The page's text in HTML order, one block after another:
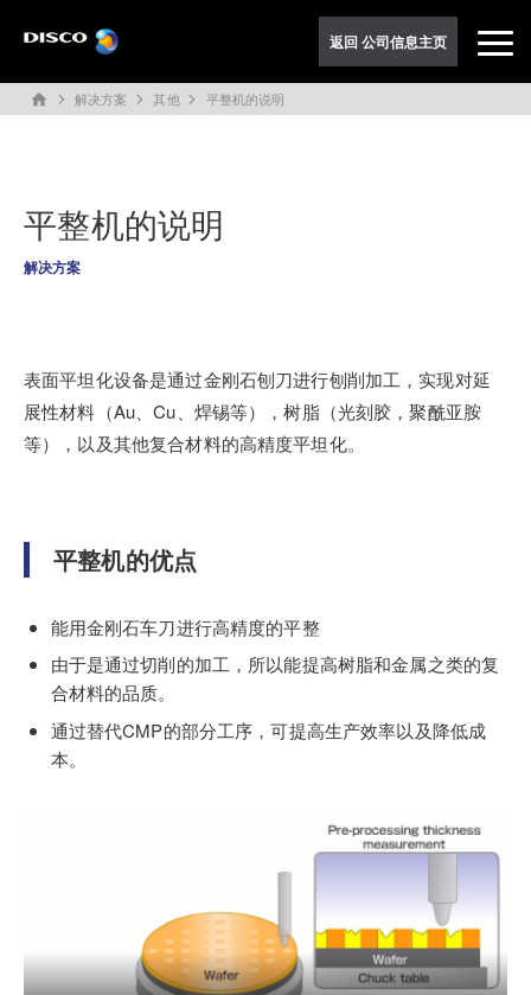
返回 公司信息主页
home 解决方案 其他 平整机的说明
平整机的说明
解决方案
表面平坦化设备是通过金刚石刨刀进行刨削加工，实现对延
展性材料（Au、Cu、焊锡等），树脂（光刻胶，聚酰亚胺
等），以及其他复合材料的高精度平坦化。
平整机的优点
能用金刚石车刀进行高精度的平整
由于是通过切削的加工，所以能提高树脂和金属之类的复
合材料的品质。
通过替代CMP的部分工序，可提高生产效率以及降低成
本。